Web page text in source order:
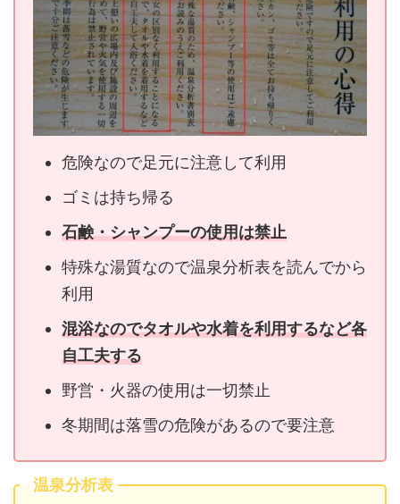
危険なので足元に注意して利用
ゴミは持ち帰る
石鹸・シャンプーの使用は禁止
特殊な湯質なので温泉分析表を読んでから
利用
混浴なのでタオルや水着を利用するなど各
自工夫する
野営・火器の使用は一切禁止
冬期間は落雪の危険があるので要注意
温泉分析表